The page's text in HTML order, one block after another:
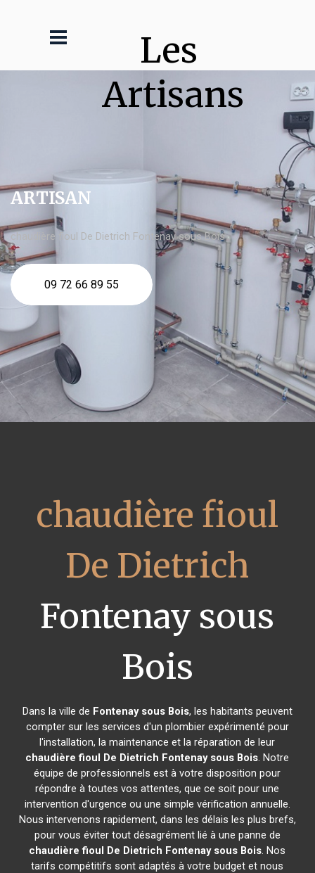
Les
Artisans
ARTISAN
chaudière fioul De Dietrich Fontenay sous Bois
09 72 66 89 55
chaudière fioul
De Dietrich
Fontenay sous
Bois
Dans la ville de Fontenay sous Bois, les habitants peuvent
compter sur les services d'un plombier expérimenté pour
l'installation, la maintenance et la réparation de leur
chaudière fioul De Dietrich Fontenay sous Bois. Notre
équipe de professionnels est à votre disposition pour
répondre à toutes vos attentes, que ce soit pour une
intervention d'urgence ou une simple vérification annuelle.
Nous intervenons rapidement, dans les délais les plus brefs,
pour vous éviter tout désagrément lié à une panne de
chaudière fioul De Dietrich Fontenay sous Bois. Nos
tarifs compétitifs sont adaptés à votre budget et nous